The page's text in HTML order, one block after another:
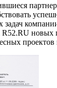
R52.RU новых
проектов